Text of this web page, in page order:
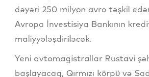
dəyəri 250 milyon avro təşkil
Avropa İnvestisiya Bankının
maliyyələşdiriləcək.
Yeni avtomagistrallar Rustavi
başlayacaq, Qırmızı körpü və